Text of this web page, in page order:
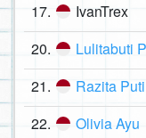
17. IvanTrex
20. Lulitabuti
21. Razita
22. Olivia Ayu